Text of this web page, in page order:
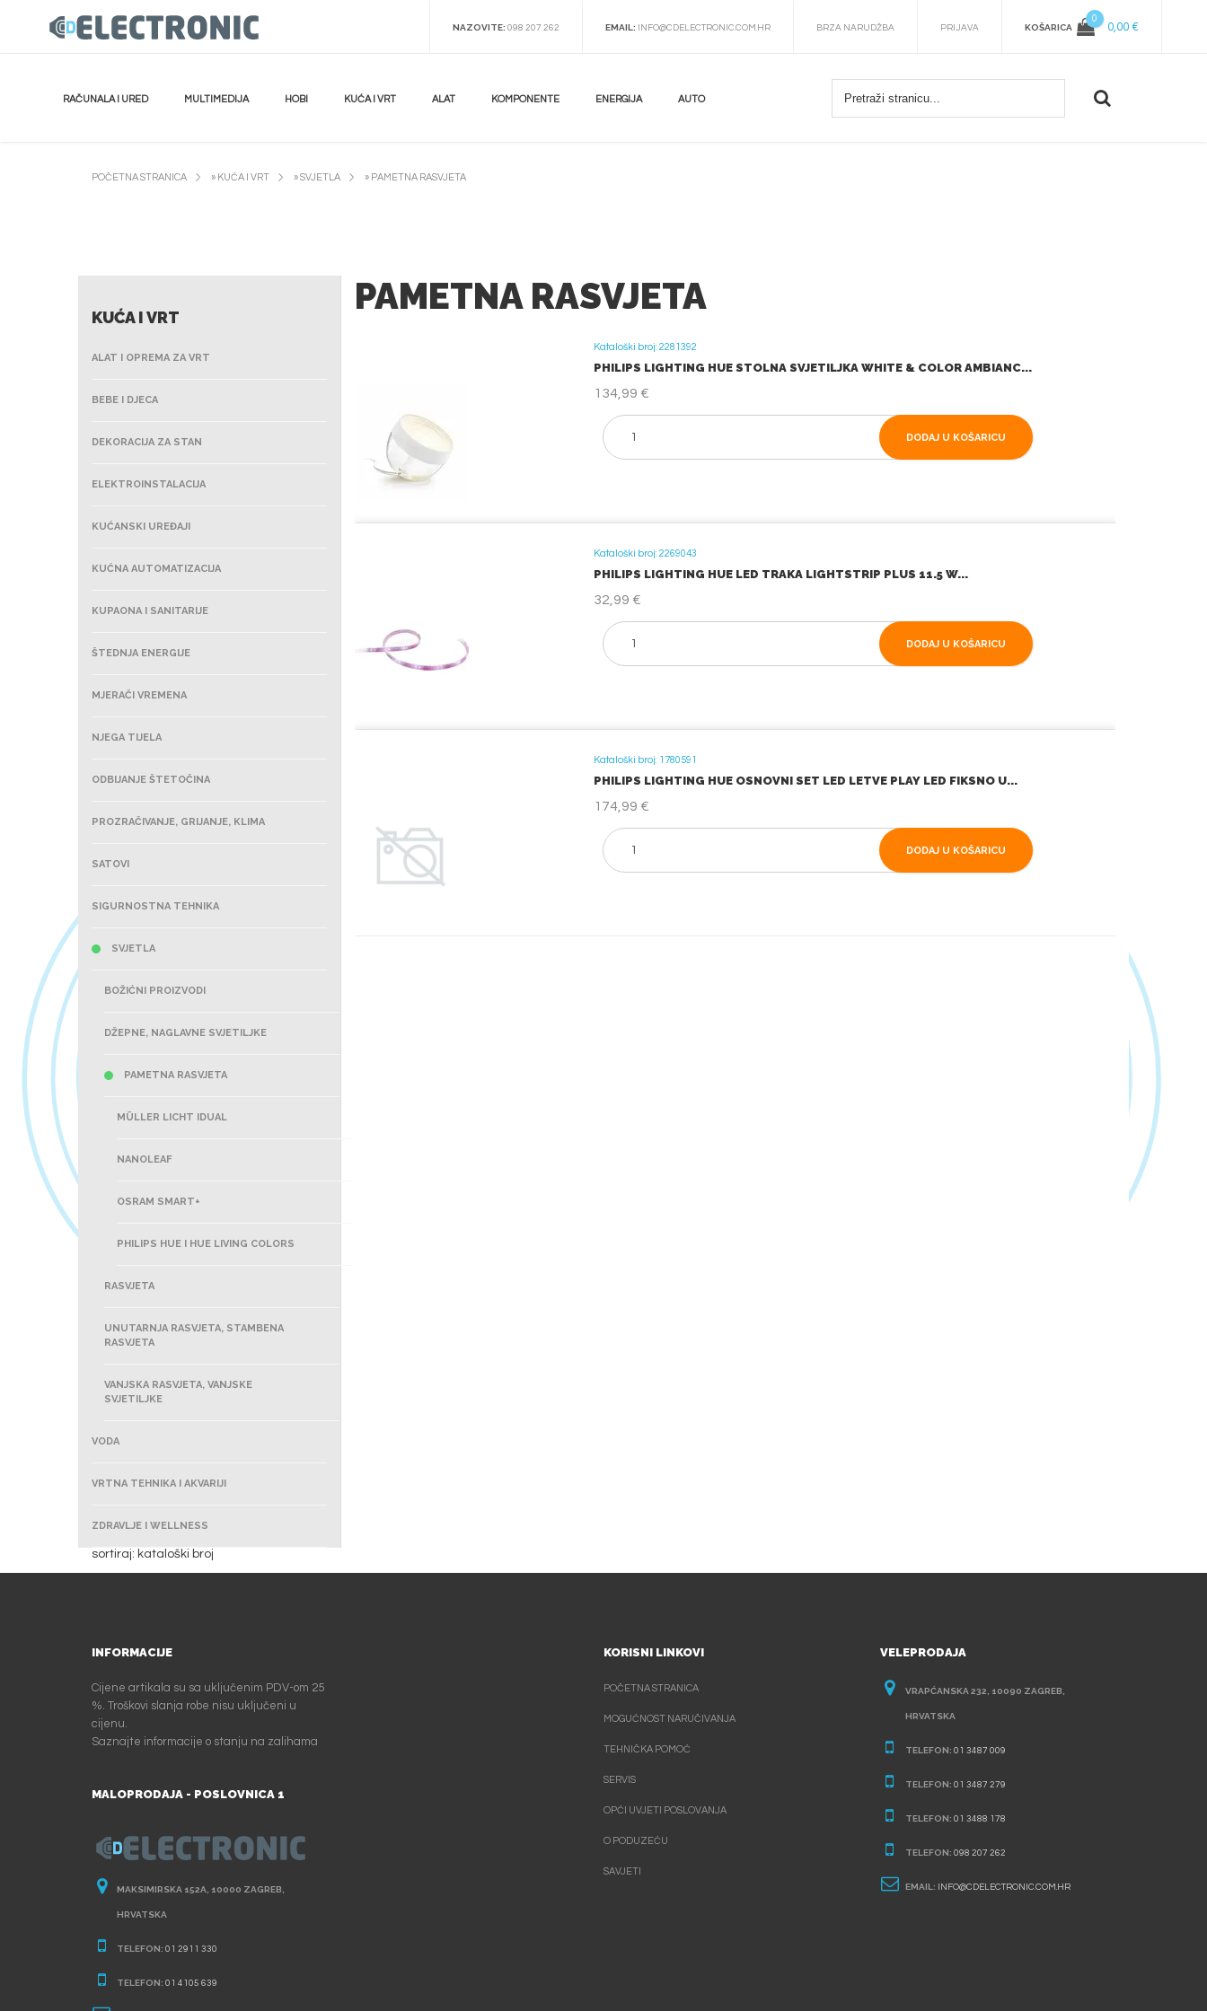
NAZOVITE: 098 207 262 EMAIL: INFO@CDELECTRONIC.COM.HR BRZA NARUDŽBA PRIJAVA KOŠARICA
0
0,00 €
RAČUNALA I URED MULTIMEDIJA HOBI KUĆA I VRT ALAT KOMPONENTE ENERGIJA AUTO
POČETNA STRANICA » KUĆA I VRT »SVJETLA » PAMETNA RASVJETA
KUĆA I VRT
ALAT I OPREMA ZA VRT
BEBE I DJECA
DEKORACIJA ZA STAN
ELEKTROINSTALACIJA
KUĆANSKI UREĐAJI
KUĆNA AUTOMATIZACIJA
KUPAONA I SANITARIJE
ŠTEDNJA ENERGIJE
MJERAČI VREMENA
NJEGA TIJELA
ODBIJANJE ŠTETOČINA
PROZRAČIVANJE, GRIJANJE, KLIMA
SATOVI
SIGURNOSTNA TEHNIKA
SVJETLA
BOŽIĆNI PROIZVODI
DŽEPNE, NAGLAVNE SVJETILJKE
PAMETNA RASVJETA
MÜLLER LICHT IDUAL
NANOLEAF
OSRAM SMART+
PHILIPS HUE I HUE LIVING COLORS
RASVJETA
UNUTARNJA RASVJETA, STAMBENA
RASVJETA
VANJSKA RASVJETA, VANJSKE
SVJETILJKE
VODA
VRTNA TEHNIKA I AKVARIJI
ZDRAVLJE I WELLNESS
PAMETNA RASVJETA
Kataloški broj: 2281392
PHILIPS LIGHTING HUE STOLNA SVJETILJKA WHITE & COLOR AMBIANC...
134,99 €
DODAJ U KOŠARICU
Kataloški broj: 2269043
PHILIPS LIGHTING HUE LED TRAKA LIGHTSTRIP PLUS 11.5 W...
32,99 €
DODAJ U KOŠARICU
Kataloški broj: 1780591
PHILIPS LIGHTING HUE OSNOVNI SET LED LETVE PLAY LED FIKSNO U...
174,99 €
DODAJ U KOŠARICU
sortiraj:
INFORMACIJE
Cijene artikala su sa uključenim PDV-om 25
%. Troškovi slanja robe nisu uključeni u
cijenu.
Saznajte informacije o stanju na zalihama
MALOPRODAJA - POSLOVNICA 1
MAKSIMIRSKA 152A, 10000 ZAGREB,
HRVATSKA
TELEFON: 01 2911 330
TELEFON: 01 4105 639
KORISNI LINKOVI
POČETNA STRANICA
MOGUĆNOST NARUČIVANJA
TEHNIČKA POMOĆ
SERVIS
OPĆI UVJETI POSLOVANJA
O PODUZEĆU
SAVJETI
VELEPRODAJA
VRAPĆANSKA 232, 10090 ZAGREB,
HRVATSKA
TELEFON: 01 3487 009
TELEFON: 01 3487 279
TELEFON: 01 3488 178
TELEFON: 098 207 262
EMAIL: INFO@CDELECTRONIC.COM.HR